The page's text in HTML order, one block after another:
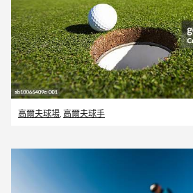
高爾夫球場, 高爾夫球手